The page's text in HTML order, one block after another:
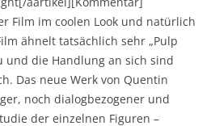
Film im coolen Look und natürlich
ähnelt tatsächlich sehr „Pulp
und die Handlung an sich sind
Das neue Werk von Quentin
noch dialogbezogener und
der einzelnen Figuren –